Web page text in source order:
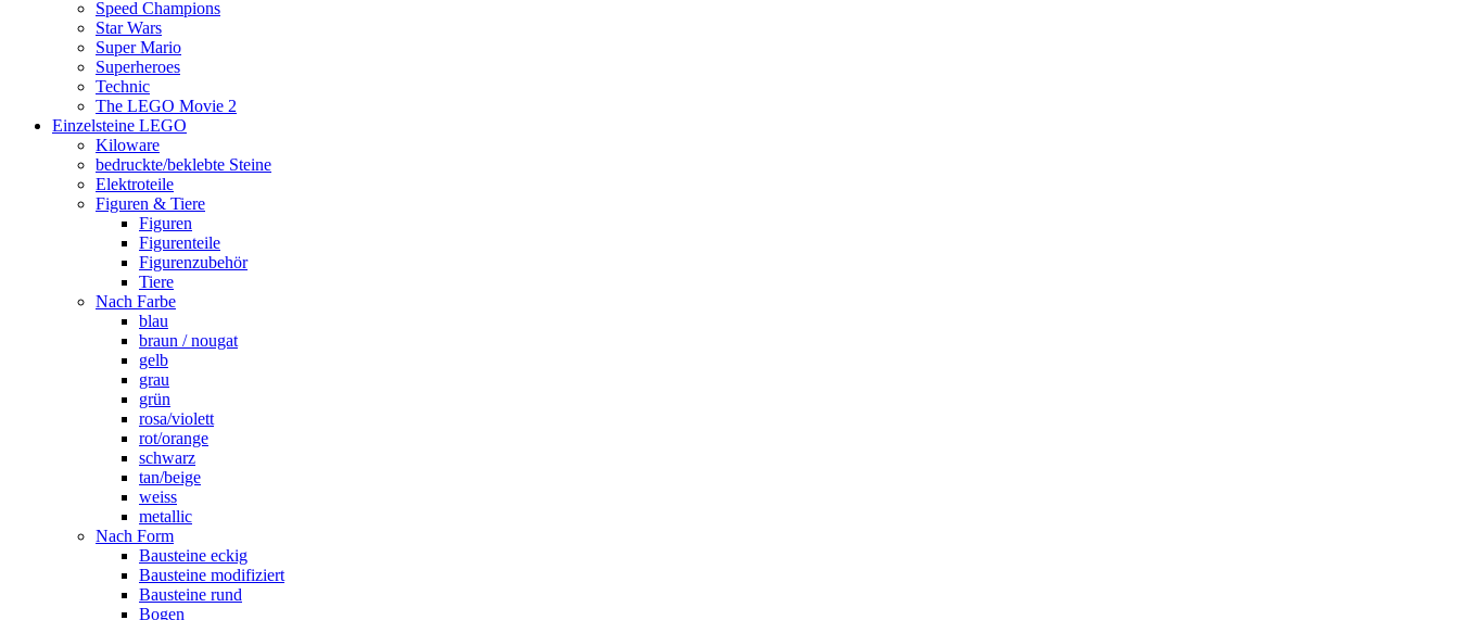
Speed Champions
Star Wars
Super Mario
Superheroes
Technic
The LEGO Movie 2
Einzelsteine LEGO
Kiloware
bedruckte/beklebte Steine
Elektroteile
Figuren & Tiere
Figuren
Figurenteile
Figurenzubehör
Tiere
Nach Farbe
blau
braun / nougat
gelb
grau
grün
rosa/violett
rot/orange
schwarz
tan/beige
weiss
metallic
Nach Form
Bausteine eckig
Bausteine modifiziert
Bausteine rund
Bogen